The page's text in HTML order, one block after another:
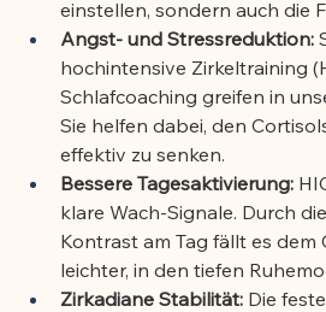
einstellen, sondern auch die
Angst- und Stressreduktion:
hochintensive Zirkeltraining
Schlafcoaching greifen in
Sie helfen dabei, den
effektiv zu senken.
Bessere Tagesaktivierung:
klare Wach-Signale. Durch
Kontrast am Tag fällt es dem
leichter, in den tiefen
Zirkadiane Stabilität: Die